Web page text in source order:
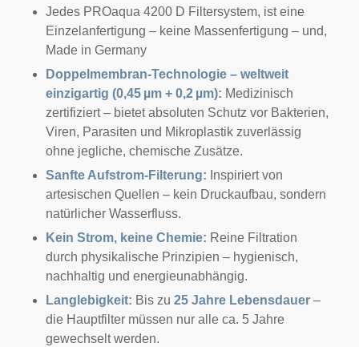
Jedes PROaqua 4200 D Filtersystem, ist eine
Einzelanfertigung – keine Massenfertigung – und,
Made in Germany
Doppelmembran-Technologie – weltweit
einzigartig (0,45 µm + 0,2 µm): Medizinisch
zertifiziert – bietet absoluten Schutz vor Bakterien,
Viren, Parasiten und Mikroplastik zuverlässig
ohne jegliche, chemische Zusätze.
Sanfte Aufstrom-Filterung: Inspiriert von
artesischen Quellen – kein Druckaufbau, sondern
natürlicher Wasserfluss.
Kein Strom, keine Chemie: Reine Filtration
durch physikalische Prinzipien – hygienisch,
nachhaltig und energieunabhängig.
Langlebigkeit: Bis zu 25 Jahre Lebensdauer–
die Hauptfilter müssen nur alle ca. 5 Jahre
gewechselt werden.